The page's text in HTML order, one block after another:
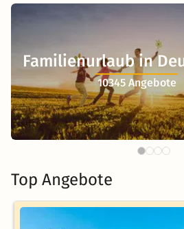
Familienurlaub in
10345 Angebote
Top Angebote